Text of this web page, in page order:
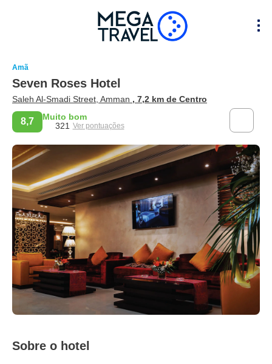
Amã
Seven Roses Hotel
Saleh Al-Smadi Street, Amman , 7,2 km de Centro
8,7
Muito bom
321 Ver pontuações
Sobre o hotel